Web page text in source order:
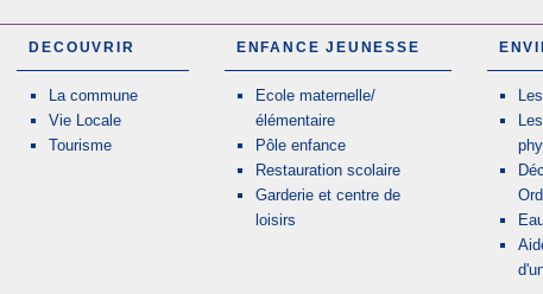
DECOUVRIR
La commune
Vie Locale
Tourisme
ENFANCE JEUNESSE
Ecole maternelle/
élémentaire
Pôle enfance
Restauration scolaire
Garderie et centre de
loisirs